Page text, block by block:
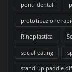
ponti dentali
prototipazione
Rinoplastica
social eating
stand up paddle